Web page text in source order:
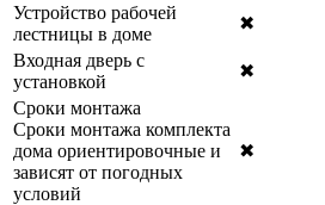
Устройство рабочей
лестницы в доме
✖
Входная дверь с
установкой
✖
Сроки монтажа
Сроки монтажа комплекта
дома ориентировочные и
зависят от погодных
условий
✖